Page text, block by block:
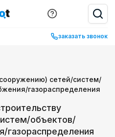
заказать звонок
сетей/систем/
газораспределения
объектов/
газораспределения